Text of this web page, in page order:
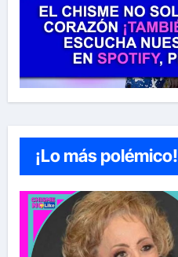
¡Lo más polémico!